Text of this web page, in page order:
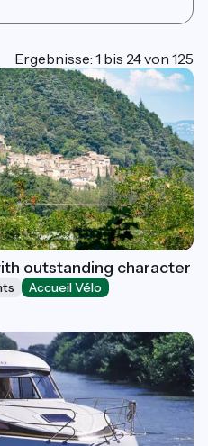
Ergebnisse: 1 bis 24 von 125
outstanding character
Accueil Vélo